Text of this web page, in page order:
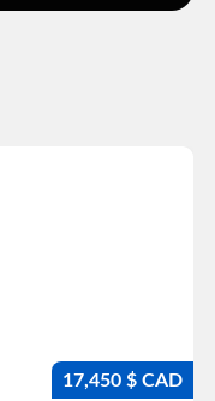
17,450 $ CAD